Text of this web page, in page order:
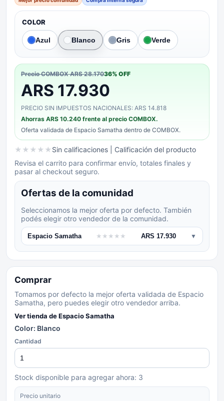
COLOR
Azul Blanco Gris Verde
Precio COMBOXARS 28.17036% OFF
ARS 17.930
PRECIO SIN IMPUESTOS NACIONALES: ARS 14.818
Ahorras ARS 10.240 frente al precio COMBOX.
Oferta validada de Espacio Samatha dentro de COMBOX.
★ ★ ★ ★ ★Sin calificaciones | Calificación del producto
Revisa el carrito para confirmar envío, totales finales y
pasar al checkout seguro.
Ofertas de la comunidad
Seleccionamos la mejor oferta por defecto. También
podés elegir otro vendedor de la comunidad.
Espacio Samatha ★ ★ ★ ★ ★ ARS 17.930 ▼
Comprar
Tomamos por defecto la mejor oferta validada de Espacio
Samatha, pero puedes elegir otro vendedor arriba.
Ver tienda deEspacio Samatha
Color: Blanco
Cantidad
Stock disponible para agregar ahora: 3
Precio unitario